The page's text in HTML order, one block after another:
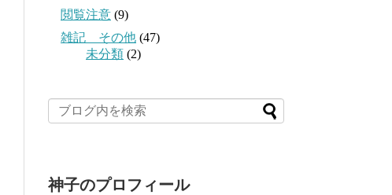
閲覧注意 (9)
雑記 その他 (47)
未分類 (2)
神子のプロフィール